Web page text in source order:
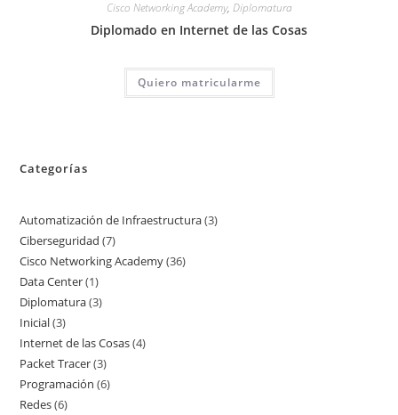
Cisco Networking Academy, Diplomatura
Diplomado en Internet de las Cosas
Quiero matricularme
Categorías
Automatización de Infraestructura 33
Ciberseguridad 77
productos
Cisco Networking Academy 3636
Data Center 11
producto
Diplomatura 33
Inicial 33
productos
Internet de las Cosas 44
Packet Tracer 33
productos
Programación 66
Redes 66